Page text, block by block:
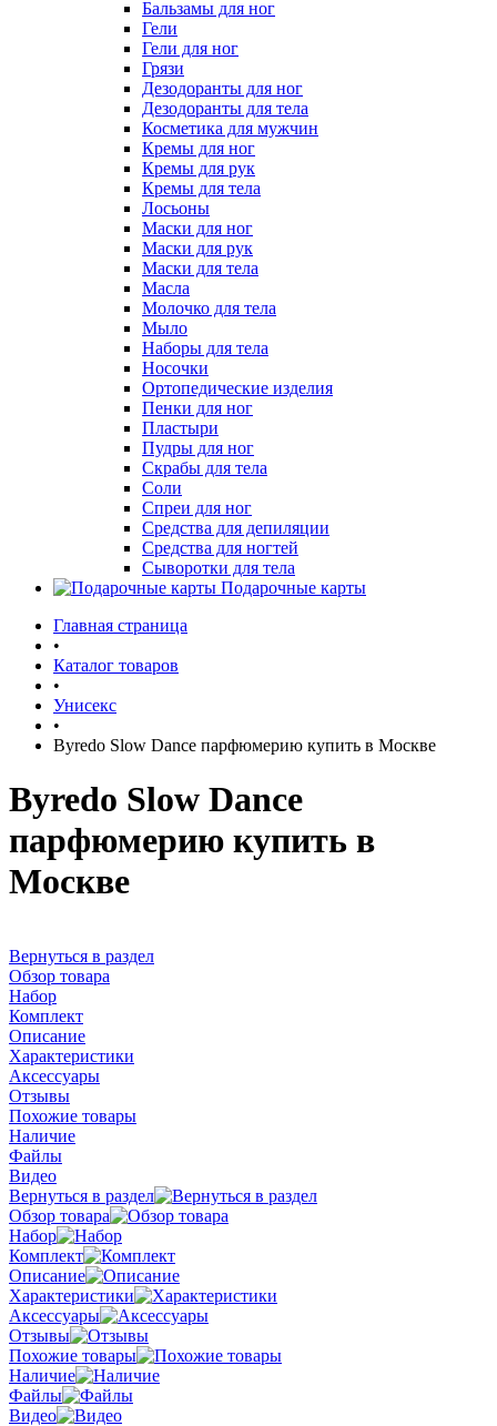
Бальзамы для ног
Гели
Гели для ног
Грязи
Дезодоранты для ног
Дезодоранты для тела
Косметика для мужчин
Кремы для ног
Кремы для рук
Кремы для тела
Лосьоны
Маски для ног
Маски для рук
Маски для тела
Масла
Молочко для тела
Мыло
Наборы для тела
Носочки
Ортопедические изделия
Пенки для ног
Пластыри
Пудры для ног
Скрабы для тела
Соли
Спреи для ног
Средства для депиляции
Средства для ногтей
Сыворотки для тела
Подарочные карты
Главная страница
•
Каталог товаров
•
Унисекс
•
Byredo Slow Dance парфюмерию купить в Москве
Byredo Slow Dance
парфюмерию купить в
Москве
Вернуться в раздел
Обзор товара
Набор
Комплект
Описание
Характеристики
Аксессуары
Отзывы
Похожие товары
Наличие
Файлы
Видео
Вернуться в раздел
Обзор товара
Набор
Комплект
Описание
Характеристики
Аксессуары
Отзывы
Похожие товары
Наличие
Файлы
Видео